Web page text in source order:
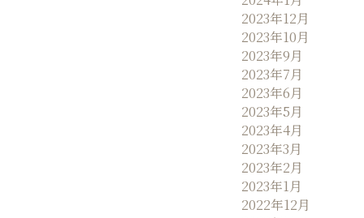
2023年12月
2023年10月
2023年9月
2023年7月
2023年6月
2023年5月
2023年4月
2023年3月
2023年2月
2023年1月
2022年12月